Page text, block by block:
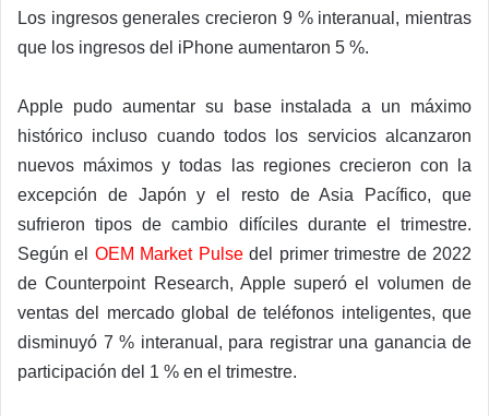
Los ingresos generales crecieron 9 % interanual, mientras
que los ingresos del iPhone aumentaron 5 %.
Apple pudo aumentar su base instalada a un máximo
histórico incluso cuando todos los servicios alcanzaron
nuevos máximos y todas las regiones crecieron con la
excepción de Japón y el resto de Asia Pacífico, que
sufrieron tipos de cambio difíciles durante el trimestre.
Según el OEM Market Pulsedel primer trimestre de 2022
de Counterpoint Research, Apple superó el volumen de
ventas del mercado global de teléfonos inteligentes, que
disminuyó 7 % interanual, para registrar una ganancia de
participación del 1 % en el trimestre.